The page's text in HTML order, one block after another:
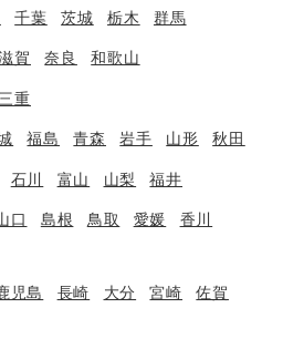
千葉 茨城 栃木 群馬
賀 奈良 和歌山
三重
福島 青森 岩手 山形 秋田
石川 富山 山梨 福井
口 島根 鳥取 愛媛
香川
児島 長崎 大分 宮崎
佐賀